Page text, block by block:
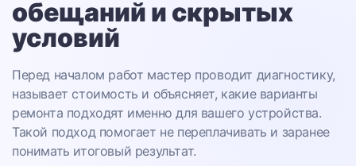
обещаний и скрытых
условий
Перед началом работ мастер проводит диагностику,
называет стоимость и объясняет, какие варианты
ремонта подходят именно для вашего устройства.
Такой подход помогает не переплачивать и заранее
понимать итоговый результат.